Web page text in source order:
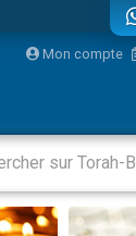
Mon compte
Livres